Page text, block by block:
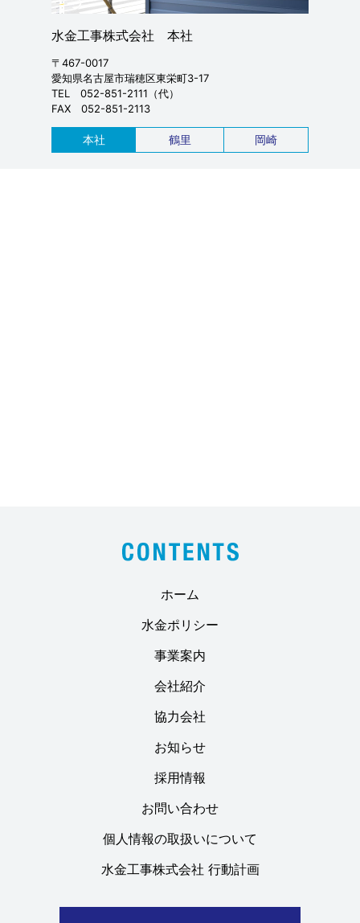
ホーム
水金ポリシー
事業案内
会社紹介
協力会社
お知らせ
採用情報
お問い合わせ
個人情報の取扱いについて
水金工事株式会社 行動計画
水金工事株式会社 本社
〒467-0017
愛知県名古屋市瑞穂区東栄町3-17
TEL 052-851-2111（代）
FAX 052-851-2113
本社 鶴里 岡崎